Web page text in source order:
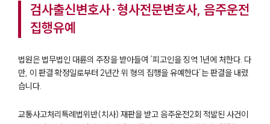
검사출신변호사·형사전문변호사, 음주운전
집행유예
법원은 법무법인 대륜의 주장을 받아들여 ‘피고인을 징역 1년에 처한다. 다
만, 이 판결 확정일로부터 2년간 위 형의 집행을 유예한다’는 판결을 내렸
습니다.
교통사고처리특례법위반(치사) 재판을 받고 음주운전2회 적발된 사건이